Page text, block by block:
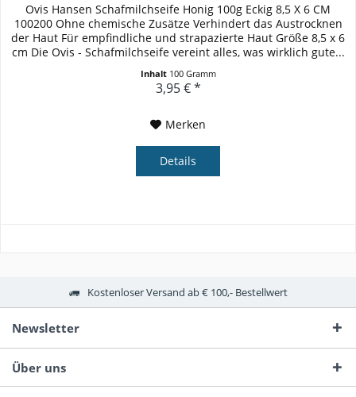
Ovis Hansen Schafmilchseife Honig 100g Eckig 8,5 X 6 CM
100200 Ohne chemische Zusätze Verhindert das Austrocknen
der Haut Für empfindliche und strapazierte Haut Größe 8,5 x 6
cm Die Ovis - Schafmilchseife vereint alles, was wirklich gute...
Inhalt 100 Gramm
3,95 € *
Merken
Details
Kostenloser Versand ab € 100,- Bestellwert
Newsletter
Über uns